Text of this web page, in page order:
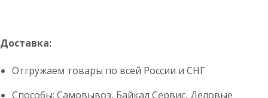
Доставка:
Отгружаем товары по всей России и СНГ
Способы: Самовывоз, Байкал Сервис, Деловые